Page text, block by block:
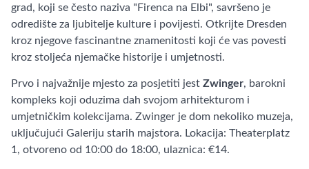
grad, koji se često naziva "Firenca na Elbi", savršeno je
odredište za ljubitelje kulture i povijesti. Otkrijte Dresden
kroz njegove fascinantne znamenitosti koji će vas povesti
kroz stoljeća njemačke historije i umjetnosti.
Prvo i najvažnije mjesto za posjetiti jest Zwinger, barokni
kompleks koji oduzima dah svojom arhitekturom i
umjetničkim kolekcijama. Zwinger je dom nekoliko muzeja,
uključujući Galeriju starih majstora. Lokacija: Theaterplatz
1, otvoreno od 10:00 do 18:00, ulaznica: €14.